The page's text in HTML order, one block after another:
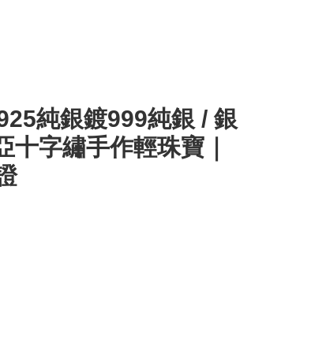
純銀鍍999純銀 / 銀
字繡手作輕珠寶｜